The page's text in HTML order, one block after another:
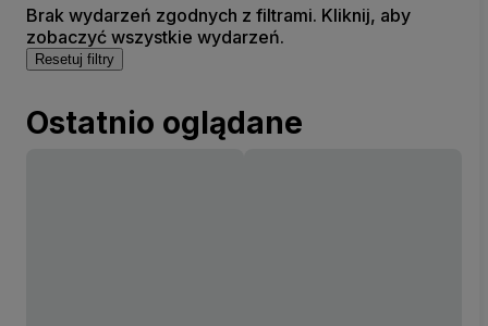
Brak wydarzeń zgodnych z filtrami. Kliknij, aby
zobaczyć wszystkie wydarzeń.
Resetuj filtry
Ostatnio oglądane